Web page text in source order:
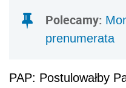
Polecamy:
prenumerata
PAP: Postulowałby